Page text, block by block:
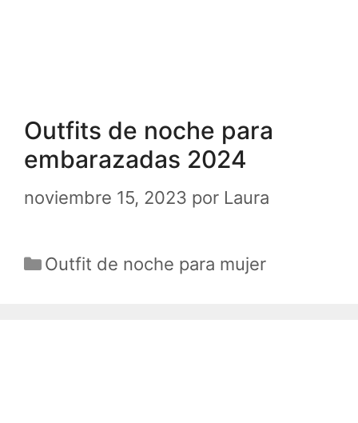
Outfits de noche para
embarazadas 2024
noviembre 15, 2023 por Laura
Categorías
Outfit de noche para mujer